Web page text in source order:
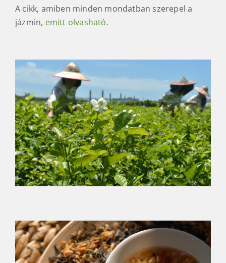
A cikk, amiben minden mondatban szerepel a
jázmin,
emitt olvasható.